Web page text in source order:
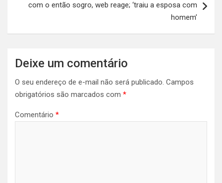
com o então sogro, web reage; ‘traiu a esposa com
homem’
Deixe um comentário
O seu endereço de e-mail não será publicado. Campos
obrigatórios são marcados com *
Comentário *